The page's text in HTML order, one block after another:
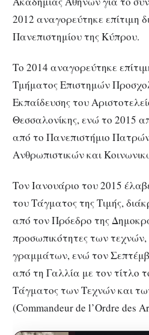
2012 αναγορεύτηκε επίτιμη
Πανεπιστημίου της Κύπρου.
Το 2014 αναγορεύτηκε
Τμήματος Επιστημών
Εκπαίδευσης του
Θεσσαλονίκης, ενώ το 2015
από το Πανεπιστήμιο
Ανθρωπιστικών και
Τον Ιανουάριο του 2015
του Τάγματος της Τιμής,
από τον Πρόεδρο της
προσωπικότητες των
γραμμάτων, ενώ τον
από τη Γαλλία με τον τίτλο
Τάγματος των Τεχνών και
(Commandeur de l’Ordre des